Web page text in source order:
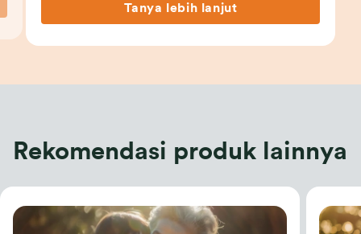
Tanya lebih lanjut
Rekomendasi produk lainnya